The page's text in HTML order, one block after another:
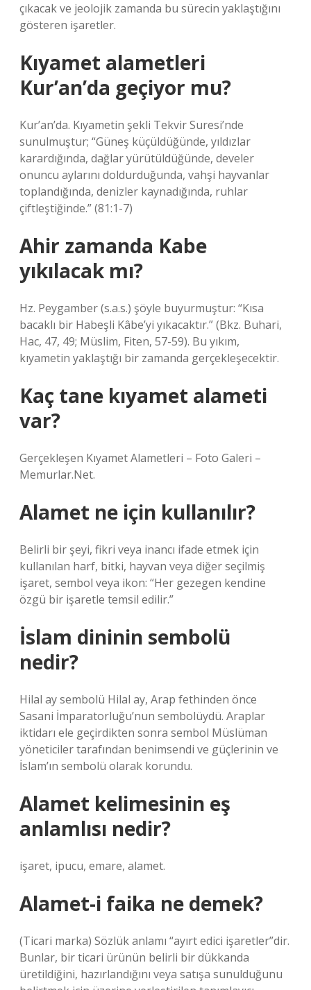
çıkacak ve jeolojik zamanda bu sürecin yaklaştığını
gösteren işaretler.
Kıyamet alametleri
Kur’an’da geçiyor mu?
Kur’an’da. Kıyametin şekli Tekvir Suresi’nde
sunulmuştur; “Güneş küçüldüğünde, yıldızlar
karardığında, dağlar yürütüldüğünde, develer
onuncu aylarını doldurduğunda, vahşi hayvanlar
toplandığında, denizler kaynadığında, ruhlar
çiftleştiğinde.” (81:1-7)
Ahir zamanda Kabe
yıkılacak mı?
Hz. Peygamber (s.a.s.) şöyle buyurmuştur: “Kısa
bacaklı bir Habeşli Kâbe’yi yıkacaktır.” (Bkz. Buhari,
Hac, 47, 49; Müslim, Fiten, 57-59). Bu yıkım,
kıyametin yaklaştığı bir zamanda gerçekleşecektir.
Kaç tane kıyamet alameti
var?
Gerçekleşen Kıyamet Alametleri – Foto Galeri –
Memurlar.Net.
Alamet ne için kullanılır?
Belirli bir şeyi, fikri veya inancı ifade etmek için
kullanılan harf, bitki, hayvan veya diğer seçilmiş
işaret, sembol veya ikon: “Her gezegen kendine
özgü bir işaretle temsil edilir.”
İslam dininin sembolü
nedir?
Hilal ay sembolü Hilal ay, Arap fethinden önce
Sasani İmparatorluğu’nun sembolüydü. Araplar
iktidarı ele geçirdikten sonra sembol Müslüman
yöneticiler tarafından benimsendi ve güçlerinin ve
İslam’ın sembolü olarak korundu.
Alamet kelimesinin eş
anlamlısı nedir?
işaret, ipucu, emare, alamet.
Alamet-i faika ne demek?
(Ticari marka) Sözlük anlamı “ayırt edici işaretler”dir.
Bunlar, bir ticari ürünün belirli bir dükkanda
üretildiğini, hazırlandığını veya satışa sunulduğunu